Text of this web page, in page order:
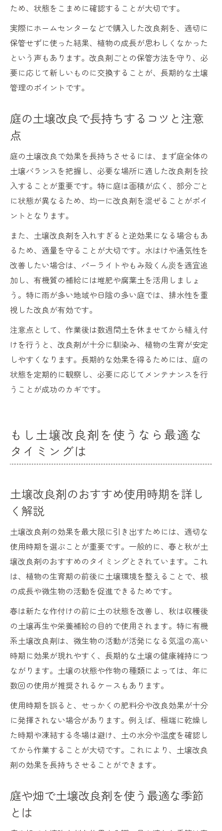
ため、状態をこまめに確認することが大切です。
実際にホームセンターなどで購入した改良剤を、適切に
保管せずに使った結果、植物の成長が思わしくなかった
という声もあります。改良剤ごとの保管方法を守り、必
要に応じて新しいものに交換することが、長期的な土壌
管理のポイントです。
庭の土壌改良で長持ちするコツと注意
点
庭の土壌改良で効果を長持ちさせるには、まず庭全体の
土壌バランスを把握し、必要な場所に適した改良剤を投
入することが重要です。特に庭は面積が広く、部分ごと
に状態が異なるため、均一に改良剤を混ぜることがポイ
ントとなります。
また、土壌改良剤を入れすぎると逆効果になる場合もあ
るため、適量を守ることが大切です。水はけや通気性を
改善したい場合は、パーライトやもみ殻くん炭を適宜追
加し、有機質の補給には堆肥や腐葉土を活用しましょ
う。特に雨が多い地域や日陰の多い庭では、排水性を重
視した改良が有効です。
注意点として、作業後は数週間土を休ませてから植え付
けを行うと、改良剤が十分に馴染み、植物の生育が安定
しやすくなります。長期的な効果を得るためには、庭の
状態を定期的に観察し、必要に応じてメンテナンスを行
うことが成功のカギです。
もし土壌改良剤を使うなら最適な
タイミングは
土壌改良剤のおすすめ使用時期を詳し
く解説
土壌改良剤の効果を最大限に引き出すためには、適切な
使用時期を選ぶことが重要です。一般的に、春と秋が土
壌改良剤のおすすめのタイミングとされています。これ
は、植物の生育期の前後に土壌環境を整えることで、根
の成長や微生物の活動を促進できるためです。
春は新たな作付けの前に土の状態を改善し、秋は収穫後
の土壌再生や栄養補給の目的で使用されます。特に有機
系土壌改良剤は、微生物の活動が活発になる気温の高い
時期に効果が現れやすく、長期的な土壌の健康維持につ
ながります。土壌の状態や作物の種類によっては、年に
数回の使用が推奨されるケースもあります。
使用時期を誤ると、せっかくの肥料分や改良効果が十分
に発揮されない場合があります。例えば、極端に乾燥し
た時期や凍結する冬場は避け、土の水分や温度を確認し
てから作業することが大切です。これにより、土壌改良
剤の効果を長持ちさせることができます。
庭や畑で土壌改良剤を使う最適な季節
とは